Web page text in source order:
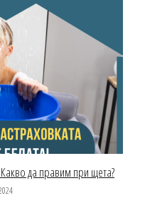
да правим при щета?